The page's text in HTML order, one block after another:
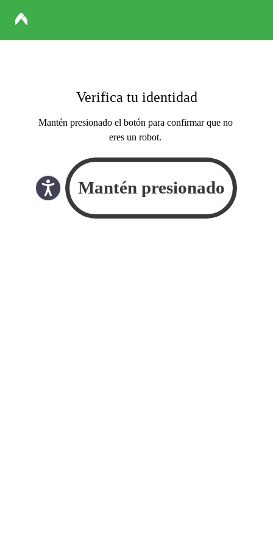
Verifica tu identidad
Mantén presionado el botón para confirmar que no
eres un robot.